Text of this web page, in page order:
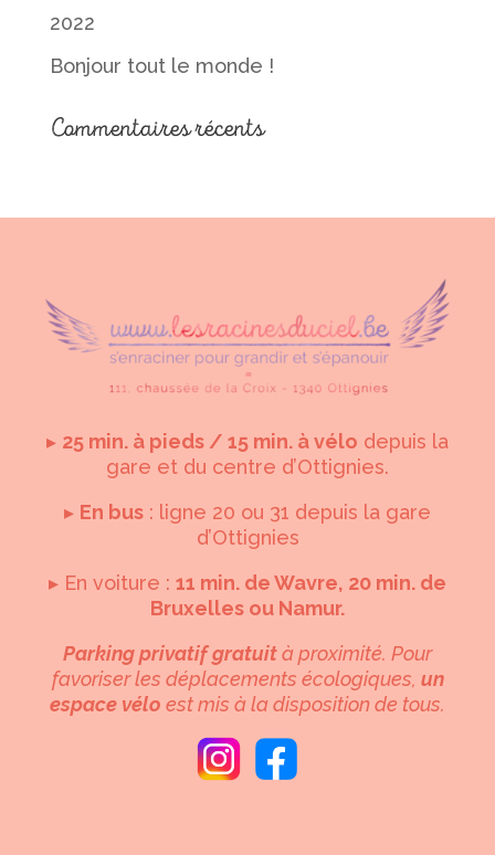
2022
Bonjour tout le monde !
Commentaires récents
▸ 25 min. à pieds / 15 min. à vélo depuis la
gare et du centre d’Ottignies.
▸ En bus : ligne 20 ou 31 depuis la gare
d’Ottignies
▸ En voiture : 11 min. de Wavre, 20 min. de
Bruxelles ou Namur.
Parking privatif gratuità proximité. Pour
favoriser les déplacements écologiques, un
espace vélo est mis à la disposition de tous.